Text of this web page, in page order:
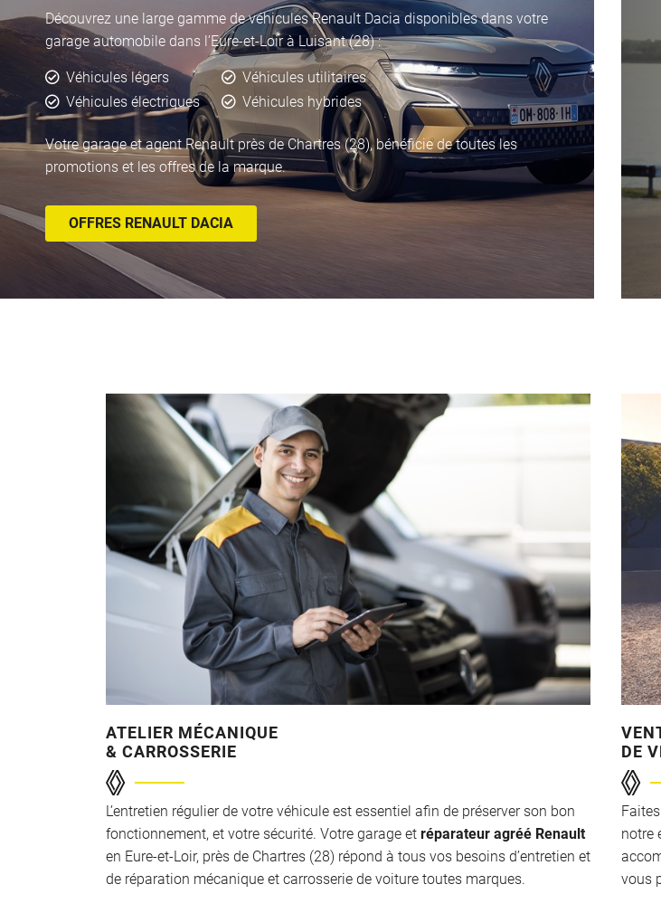
Découvrez une large gamme de véhicules Renault Dacia disponibles dans votre
garage automobile dans l’Eure-et-Loir à Luisant (28) :
Véhicules légers
Véhicules utilitaires
Véhicules électriques
Véhicules hybrides
Votre garage et agent Renault près de Chartres (28), bénéficie de toutes les
promotions et les offres de la marque.
OFFRES RENAULT DACIA
ATELIER MÉCANIQUE
& CARROSSERIE
L’entretien régulier de votre véhicule est essentiel afin de préserver son bon
fonctionnement, et votre sécurité. Votre garage et réparateur agréé Renault
en Eure-et-Loir, près de Chartres (28) répond à tous vos besoins d’entretien et
de réparation mécanique et carrosserie de voiture toutes marques.
DE
notre
vous